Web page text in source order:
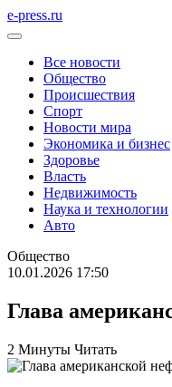
e-press.ru
Все новости
Общество
Происшествия
Спорт
Новости мира
Экономика и бизнес
Здоровье
Власть
Недвижимость
Наука и технологии
Авто
Общество
10.01.2026 17:50
Глава
2 Минуты Читать